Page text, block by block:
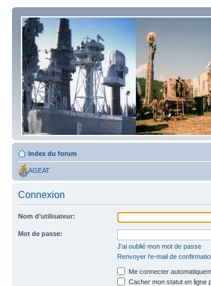
Index du forum
AGEAT
Connexion
Nom d’utilisateur:
Mot de passe:
J’ai oublié mon mot de passe
Renvoyer l’e-mail de
Me connecter
Cacher mon statut en ligne